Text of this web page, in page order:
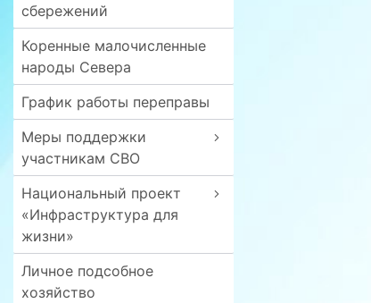
сбережений
Коренные малочисленные
народы Севера
График работы переправы
Меры поддержки
участникам СВО
Национальный проект
«Инфраструктура для
жизни»
Личное подсобное
хозяйство